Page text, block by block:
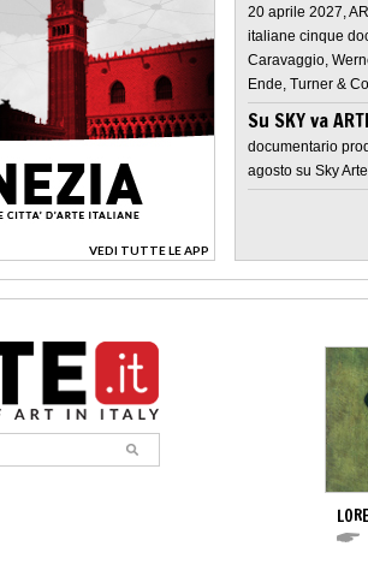
VEDI TUTTE LE APP
>
20 aprile 2027,
italiane cinque
Caravaggio,
Ende, Turner &
Su SKY va
documentario
agosto su Sky Arte